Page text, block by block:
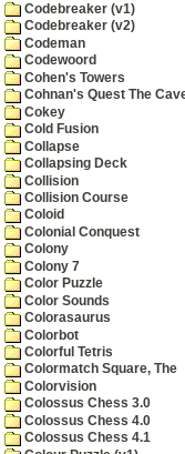
Codebreaker (v1)
Codebreaker (v2)
Codeman
Codewoord
Cohen's Towers
Cohnan's Quest The
Cokey
Cold Fusion
Collapse
Collapsing Deck
Collision
Collision Course
Coloid
Colonial Conquest
Colony
Colony 7
Color Puzzle
Color Sounds
Colorasaurus
Colorbot
Colorful Tetris
Colormatch Square, The
Colorvision
Colossus Chess 3.0
Colossus Chess 4.0
Colossus Chess 4.1